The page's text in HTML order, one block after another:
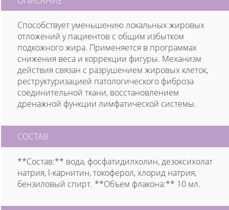
Способствует уменьшению локальных жировых
отложений у пациентов с общим избытком
подкожного жира. Применяется в программах
снижения веса и коррекции фигуры. Механизм
действия связан с разрушением жировых клеток,
реструктуризацией патологического фиброза
соединительной ткани, восстановлением
дренажной функции лимфатической системы.
СОСТАВ
**Состав:** вода, фосфатидилхолин, дезоксихолат
натрия, l-карнитин, токоферол, хлорид натрия,
бензиловый спирт. **Объем флакона:** 10 мл.